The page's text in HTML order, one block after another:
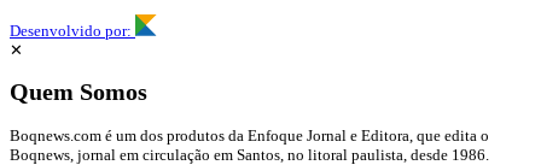
Desenvolvido por:
✕
Quem Somos
Boqnews.com é um dos produtos da Enfoque Jornal e Editora, que edita o
Boqnews, jornal em circulação em Santos, no litoral paulista, desde 1986.